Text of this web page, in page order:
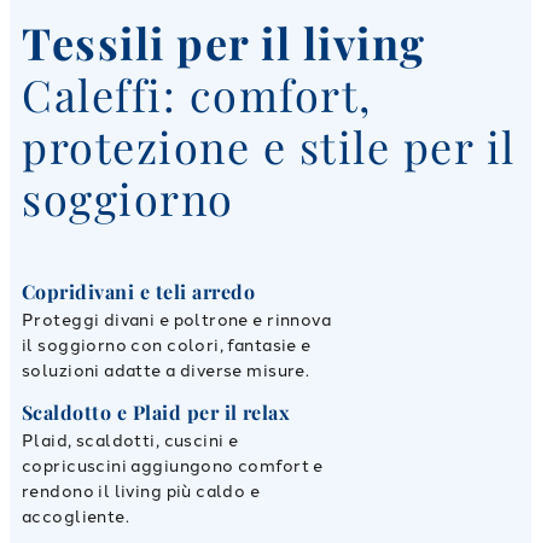
Tessili per il living
Caleffi: comfort,
protezione e stile per il
soggiorno
Copridivani e teli arredo
Proteggi divani e poltrone e rinnova
il soggiorno con colori, fantasie e
soluzioni adatte a diverse misure.
Scaldotto e Plaid per il relax
Plaid, scaldotti, cuscini e
copricuscini aggiungono comfort e
rendono il living più caldo e
accogliente.